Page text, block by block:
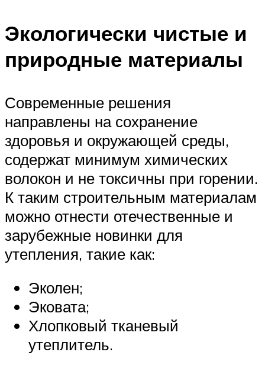
Экологически чистые и
природные материалы
Современные решения
направлены на сохранение
здоровья и окружающей среды,
содержат минимум химических
волокон и не токсичны при горении.
К таким строительным материалам
можно отнести отечественные и
зарубежные новинки для
утепления, такие как:
Эколен;
Эковата;
Хлопковый тканевый
утеплитель.